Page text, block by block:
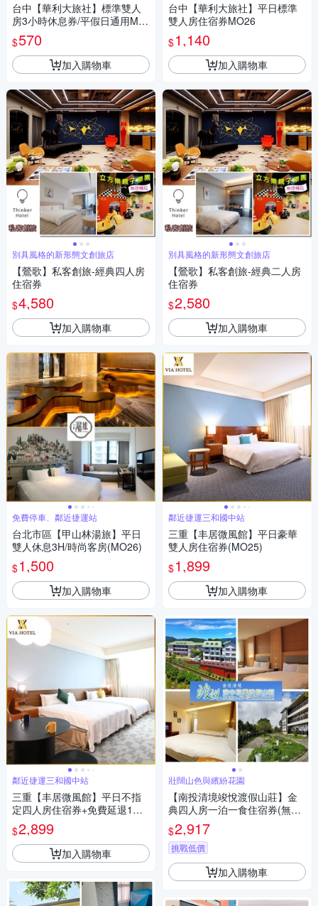
台中【華利大旅社】標準雙人
房3小時休息券/平假日通用MO
26
$570
加入購物車
別具風格的新形態文創旅店
【鶯歌】私客創旅-經典四人房
住宿券
$4,580
加入購物車
免費停車、鄰近捷運站
台北市區【甲山林湯旅】平日
雙人休息3H/時尚客房(MO26)
$1,500
加入購物車
鄰近捷運三和國中站
三重【丰居微風館】平日不指
定四人房住宿券+免費延退1小
時(MO25)
$2,899
加入購物車
台中【華利大旅社】平日標準
雙人房住宿券MO26
$1,140
加入購物車
別具風格的新形態文創旅店
【鶯歌】私客創旅-經典二人房
住宿券
$2,580
加入購物車
鄰近捷運三和國中站
三重【丰居微風館】平日豪華
雙人房住宿券(MO25)
$1,899
加入購物車
壯闊山色與繽紛花園
【南投清境竣悅渡假山莊】金
典四人房一泊一食住宿券(無使
用期限)
$2,917
挑戰低價
加入購物車